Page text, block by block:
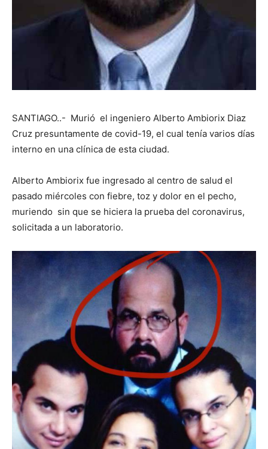
SANTIAGO..- Murió el ingeniero Alberto Ambiorix Diaz
Cruz presuntamente de covid-19, el cual tenía varios días
interno en una clínica de esta ciudad.
Alberto Ambiorix fue ingresado al centro de salud el
pasado miércoles con fiebre, toz y dolor en el pecho,
muriendo sin que se hiciera la prueba del coronavirus,
solicitada a un laboratorio.